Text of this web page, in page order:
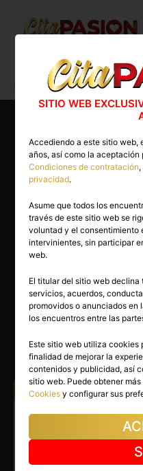
Cita PASION.COM>
Sevilla capital>Eva
Sevilla
Masajista
Masajes
SITIO WEB
Accediendo a este sitio web,
años, así como la
Condiciones de contratación
privacidad.
Asume que todos los
través de este sitio web se
voluntad y el consentimiento
intervinientes, sin participar
web.
El titular del sitio web
servicios, acuerdos,
promovidos o anunciados en
los encuentros entre las
Este sitio web utiliza cookies
finalidad de mejorar la
contenidos y publicidad, así
sitio web. Puede obtener
Cookies y configurar sus